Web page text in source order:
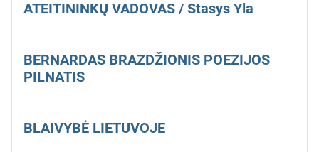
ATEITININKŲ VADOVAS / Stasys Yla
BERNARDAS BRAZDŽIONIS POEZIJOS
PILNATIS
BLAIVYBĖ LIETUVOJE